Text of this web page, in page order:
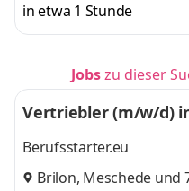
in etwa 1 Stunde
Jobszu dieser
Vertriebler (m/w/d)
Berufsstarter.eu
Brilon, Meschede und